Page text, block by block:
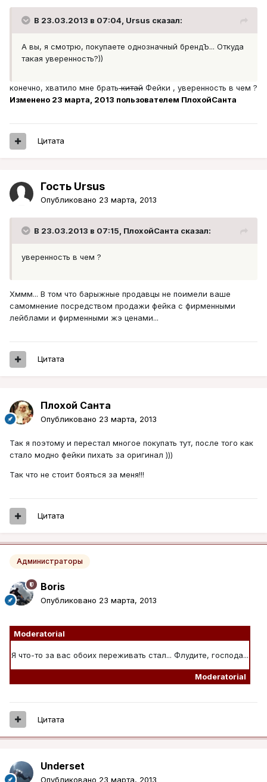
В 23.03.2013 в 07:04, Ursus сказал:
А вы, я смотрю, покупаете однозначный брендЪ... Откуда
такая уверенность?))
конечно, хватило мне братькитай Фейки , уверенность в чем ?
Изменено 23 марта, 2013 пользователем ПлохойСанта
Цитата
Гость Ursus
Опубликовано 23 марта, 2013
В 23.03.2013 в 07:15, ПлохойСанта сказал:
уверенность в чем ?
Хммм... В том что барыжные продавцы не поимели ваше
самомнение посредством продажи фейка с фирменными
лейблами и фирменными жэ ценами...
Цитата
Плохой Санта
Опубликовано 23 марта, 2013
Так я поэтому и перестал многое покупать тут, после того как
стало модно фейки пихать за оригинал )))
Так что не стоит бояться за меня!!!
Цитата
Администраторы
Boris
Опубликовано 23 марта, 2013
Moderatorial
Я что-то за вас обоих переживать стал... Флудите, господа...
Moderatorial
Цитата
Underset
Опубликовано 23 марта, 2013